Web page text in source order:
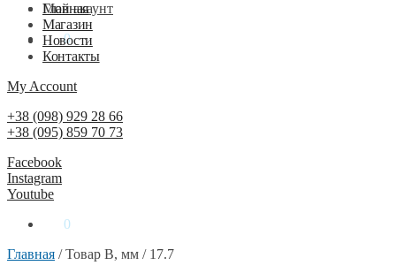
Мой акаунт
0₴ 0
Главная
Магазин
Новости
Контакты
My Account
+38 (098) 929 28 66
+38 (095) 859 70 73
Facebook
Instagram
Youtube
0
Главная /Товар B, мм / 17.7